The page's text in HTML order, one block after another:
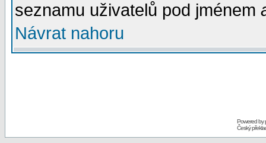
seznamu uživatelů pod jménem
Návrat nahoru
Powered by
Český